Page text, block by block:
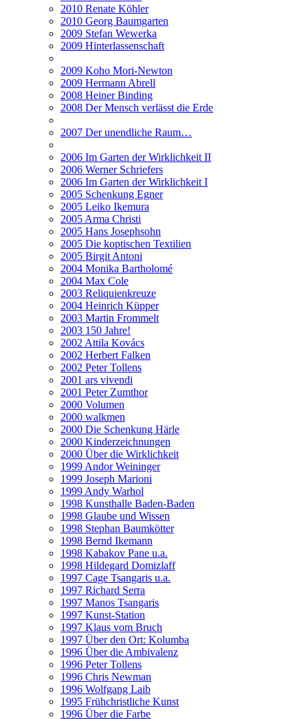
2010 Renate Köhler
2010 Georg Baumgarten
2009 Stefan Wewerka
2009 Hinterlassenschaft
2009 Koho Mori-Newton
2009 Hermann Abrell
2008 Heiner Binding
2008 Der Mensch verlässt die Erde
2007 Der unendliche Raum…
2006 Im Garten der Wirklichkeit II
2006 Werner Schriefers
2006 Im Garten der Wirklichkeit I
2005 Schenkung Egner
2005 Leiko Ikemura
2005 Arma Christi
2005 Hans Josephsohn
2005 Die koptischen Textilien
2005 Birgit Antoni
2004 Monika Bartholomé
2004 Max Cole
2003 Reliquienkreuze
2004 Heinrich Küpper
2003 Martin Frommelt
2003 150 Jahre!
2002 Attila Kovács
2002 Herbert Falken
2002 Peter Tollens
2001 ars vivendi
2001 Peter Zumthor
2000 Volumen
2000 walkmen
2000 Die Schenkung Härle
2000 Kinderzeichnungen
2000 Über die Wirklichkeit
1999 Andor Weininger
1999 Joseph Marioni
1999 Andy Warhol
1998 Kunsthalle Baden-Baden
1998 Glaube und Wissen
1998 Stephan Baumkötter
1998 Bernd Ikemann
1998 Kabakov Pane u.a.
1998 Hildegard Domizlaff
1997 Cage Tsangaris u.a.
1997 Richard Serra
1997 Manos Tsangaris
1997 Kunst-Station
1997 Klaus vom Bruch
1997 Über den Ort: Kolumba
1996 Über die Ambivalenz
1996 Peter Tollens
1996 Chris Newman
1996 Wolfgang Laib
1995 Frühchristliche Kunst
1996 Über die Farbe